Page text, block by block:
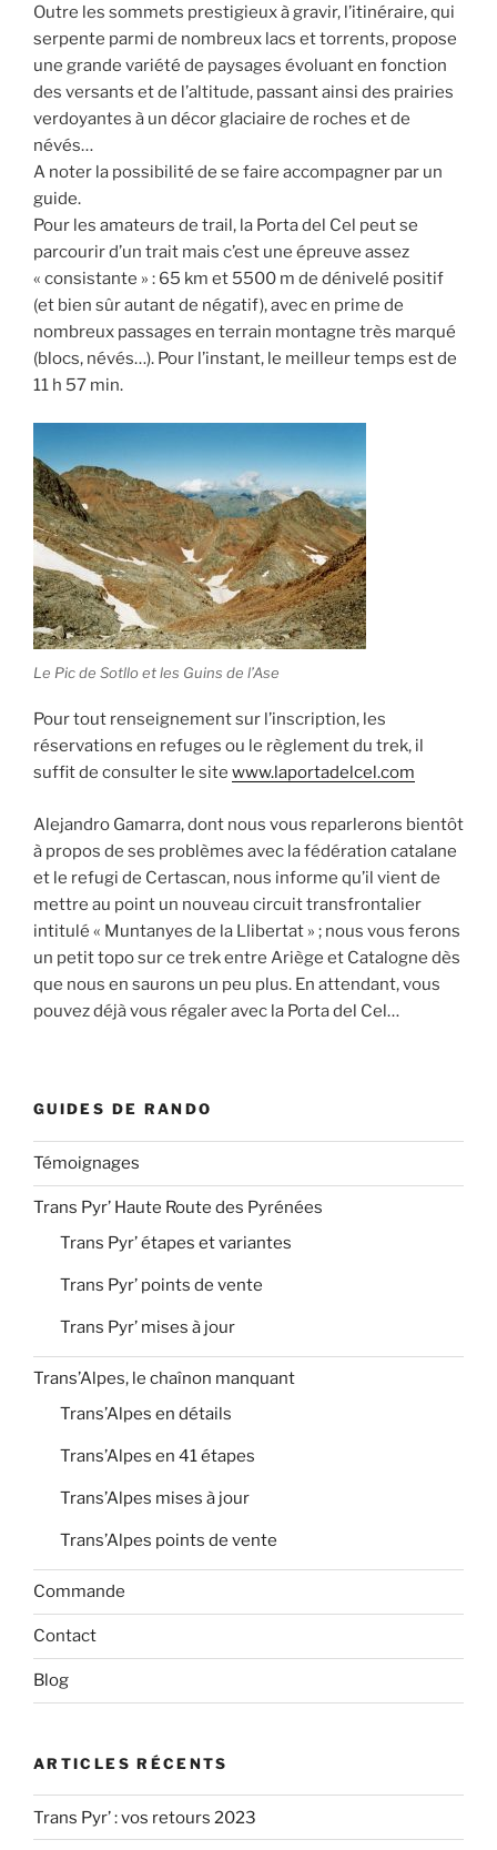
Outre les sommets prestigieux à gravir, l’itinéraire, qui
serpente parmi de nombreux lacs et torrents, propose
une grande variété de paysages évoluant en fonction
des versants et de l’altitude, passant ainsi des prairies
verdoyantes à un décor glaciaire de roches et de
névés…
A noter la possibilité de se faire accompagner par un
guide.
Pour les amateurs de trail, la Porta del Cel peut se
parcourir d’un trait mais c’est une épreuve assez
« consistante » : 65 km et 5500 m de dénivelé positif
(et bien sûr autant de négatif), avec en prime de
nombreux passages en terrain montagne très marqué
(blocs, névés…). Pour l’instant, le meilleur temps est de
11 h 57 min.
Le Pic de Sotllo et les Guins de l’Ase
Pour tout renseignement sur l’inscription, les
réservations en refuges ou le règlement du trek, il
suffit de consulter le site www.laportadelcel.com
Alejandro Gamarra, dont nous vous reparlerons bientôt
à propos de ses problèmes avec la fédération catalane
et le refugi de Certascan, nous informe qu’il vient de
mettre au point un nouveau circuit transfrontalier
intitulé « Muntanyes de la Llibertat » ; nous vous ferons
un petit topo sur ce trek entre Ariège et Catalogne dès
que nous en saurons un peu plus. En attendant, vous
pouvez déjà vous régaler avec la Porta del Cel…
GUIDES DE RANDO
Témoignages
Trans Pyr’ Haute Route des Pyrénées
Trans Pyr’ étapes et variantes
Trans Pyr’ points de vente
Trans Pyr’ mises à jour
Trans’Alpes, le chaînon manquant
Trans’Alpes en détails
Trans’Alpes en 41 étapes
Trans’Alpes mises à jour
Trans’Alpes points de vente
Commande
Contact
Blog
ARTICLES RÉCENTS
Trans Pyr’ : vos retours 2023